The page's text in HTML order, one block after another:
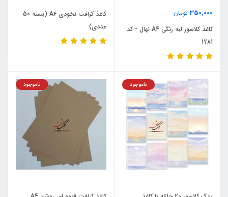
350,000 تومان
کاغذ کلاسور لبه رنگی A4 نهال - کد
1781
کاغذ کرافت نخودی A6 (بسته 50
عددی)
ناموجود ناموجود